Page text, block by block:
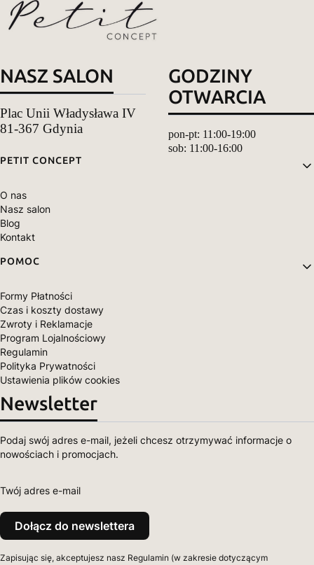
NASZ SALON
Plac Unii Władysława IV
81-367 Gdynia
GODZINY
OTWARCIA
pon-pt: 11:00-19:00
sob: 11:00-16:00
Linki w stopce
PETIT CONCEPT
O nas
Nasz salon
Blog
Kontakt
POMOC
Formy Płatności
Czas i koszty dostawy
Zwroty i Reklamacje
Program Lojalnościowy
Regulamin
Polityka Prywatności
Ustawienia plików cookies
Newsletter
Podaj swój adres e-mail, jeżeli chcesz otrzymywać informacje o
nowościach i promocjach.
Twój adres e-mail
Dołącz do newslettera
Zapisując się, akceptujesz nasz Regulamin (w zakresie dotyczącym